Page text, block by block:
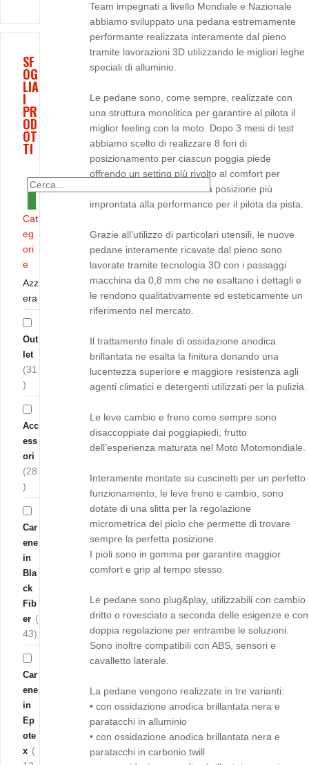
Team impegnati a livello Mondiale e Nazionale
abbiamo sviluppato una pedana estremamente
performante realizzata interamente dal pieno
tramite lavorazioni 3D utilizzando le migliori leghe
speciali di alluminio.
Le pedane sono, come sempre, realizzate con
una struttura monolitica per garantire al pilota il
miglior feeling con la moto. Dopo 3 mesi di test
abbiamo scelto di realizzare 8 fori di
posizionamento per ciascun poggia piede
offrendo un setting più rivolto al comfort per
l’utente stradale mentre una posizione più
improntata alla performance per il pilota da pista.
Grazie all’utilizzo di particolari utensili, le nuove
pedane interamente ricavate dal pieno sono
lavorate tramite tecnologia 3D con i passaggi
macchina da 0,8 mm che ne esaltano i dettagli e
le rendono qualitativamente ed esteticamente un
riferimento nel mercato.
Il trattamento finale di ossidazione anodica
brillantata ne esalta la finitura donando una
lucentezza superiore e maggiore resistenza agli
agenti climatici e detergenti utilizzati per la pulizia.
Le leve cambio e freno come sempre sono
disaccoppiate dai poggiapiedi, frutto
dell’esperienza maturata nel Moto Motomondiale.
Interamente montate su cuscinetti per un perfetto
funzionamento, le leve freno e cambio, sono
dotate di una slitta per la regolazione
micrometrica del piolo che permette di trovare
sempre la perfetta posizione.
I pioli sono in gomma per garantire maggior
comfort e grip al tempo stesso.
Le pedane sono plug&play, utilizzabili con cambio
dritto o rovesciato a seconda delle esigenze e con
doppia regolazione per entrambe le soluzioni.
Sono inoltre compatibili con ABS, sensori e
cavalletto laterale.
La pedane vengono realizzate in tre varianti:
• con ossidazione anodica brillantata nera e
paratacchi in alluminio
• con ossidazione anodica brillantata nera e
paratacchi in carbonio twill
SF
OG
LIA
I
PR
OD
OT
TI
Cat
eg
ori
e
Azz
era
Out
let
(31
)
Acc
ess
ori
(28
)
Car
ene
in
Bla
ck
Fib
er (
43)
Car
ene
in
Ep
ote
x (